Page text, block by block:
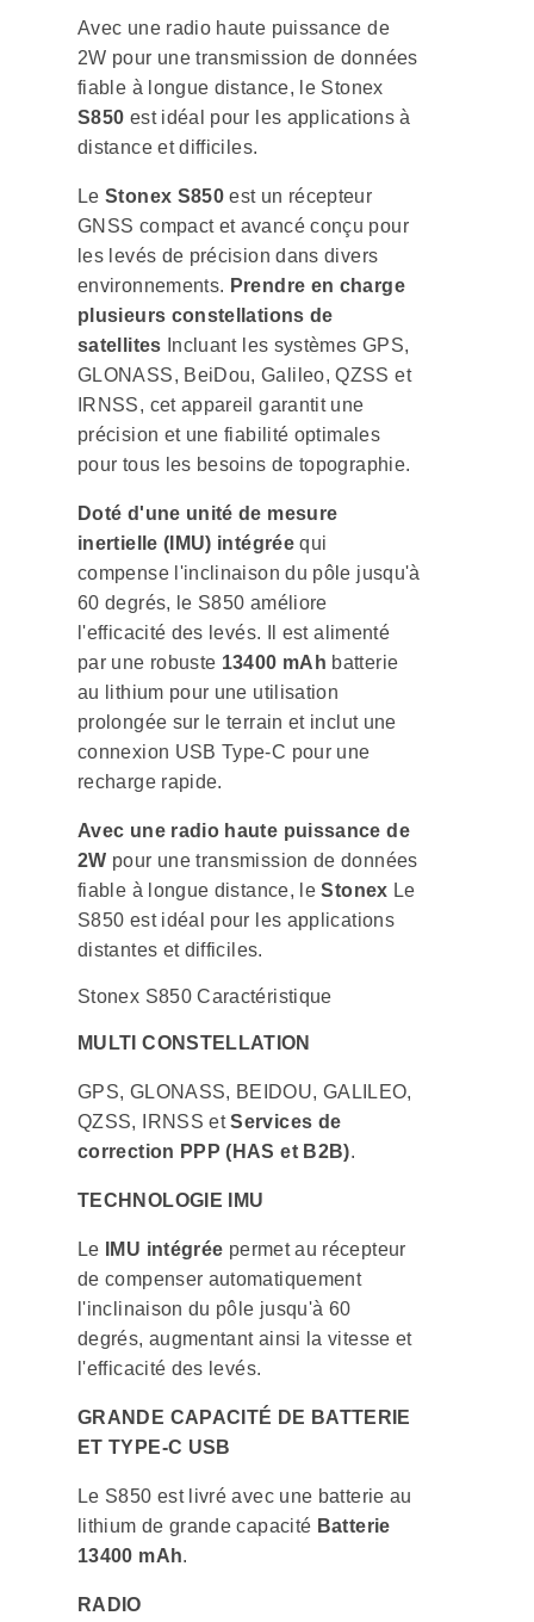
Avec une radio haute puissance de
2W pour une transmission de données
fiable à longue distance, le Stonex
S850 est idéal pour les applications à
distance et difficiles.
LeStonex S850 est un récepteur
GNSS compact et avancé conçu pour
les levés de précision dans divers
environnements. Prendre en charge
plusieurs constellations de
satellites Incluant les systèmes GPS,
GLONASS, BeiDou, Galileo, QZSS et
IRNSS, cet appareil garantit une
précision et une fiabilité optimales
pour tous les besoins de topographie.
Doté d'une unité de mesure
inertielle (IMU) intégrée qui
compense l'inclinaison du pôle jusqu'à
60 degrés, le S850 améliore
l'efficacité des levés. Il est alimenté
par une robuste 13400 mAh batterie
au lithium pour une utilisation
prolongée sur le terrain et inclut une
connexion USB Type-C pour une
recharge rapide.
Avec une radio haute puissance de
2W pour une transmission de données
fiable à longue distance, leStonex Le
S850 est idéal pour les applications
distantes et difficiles.
Stonex S850 Caractéristique
MULTI CONSTELLATION
GPS, GLONASS, BEIDOU, GALILEO,
QZSS, IRNSS etServices de
correction PPP (HAS et B2B).
TECHNOLOGIE IMU
Le IMU intégrée permet au récepteur
de compenser automatiquement
l'inclinaison du pôle jusqu'à 60
degrés, augmentant ainsi la vitesse et
l'efficacité des levés.
GRANDE CAPACITÉ DE BATTERIE
ET TYPE-C USB
Le S850 est livré avec une batterie au
lithium de grande capacité Batterie
13400 mAh.
RADIO